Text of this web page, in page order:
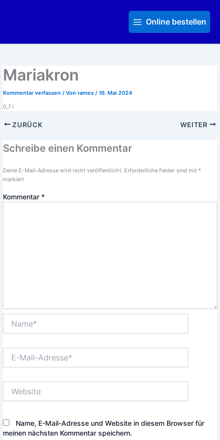
MenuOnline bestellen
Mariakron
Kommentar verfassen / Von rames / 16. Mai 2024
0,7 l
ZURÜCK WEITER
Schreibe einen Kommentar
Deine E-Mail-Adresse wird nicht veröffentlicht. Erforderliche Felder sind mit *
markiert
Kommentar *
Mail-
Name, E-Mail-Adresse und Website in diesem Browser für
meinen nächsten Kommentar speichern.